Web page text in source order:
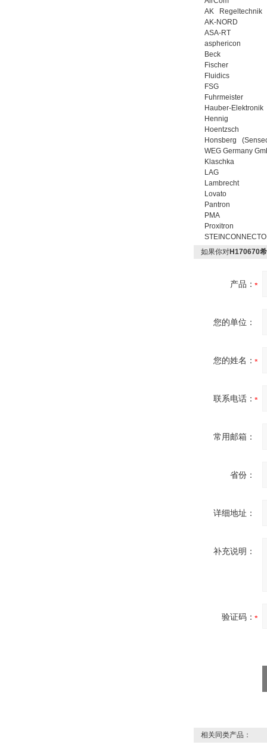
AK Regeltechnik
AK-NORD
ASA-RT
asphericon
Beck
Fischer
Fluidics
FSG
Fuhrmeister
Hauber-Elektronik
Hennig
Hoentzsch
Honsberg
WEG Germany
Klaschka
LAG
Lambrecht
Lovato
Pantron
PMA
Proxitron
如果你对H170670
产品：
您的单位：
您的姓名：
联系电话：
常用邮箱：
省份：
详细地址：
补充说明：
验证码：
相关同类产品：